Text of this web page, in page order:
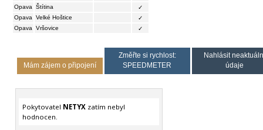
Opava
Štítina
✓
Opava
Velké Hoštice
✓
Opava
Vršovice ✓
Mám zájem o připojení
Změřte si rychlost:
SPEEDMETER
Nahlásit
údaje
Pokytovatel NETYXzatím nebyl
hodnocen.